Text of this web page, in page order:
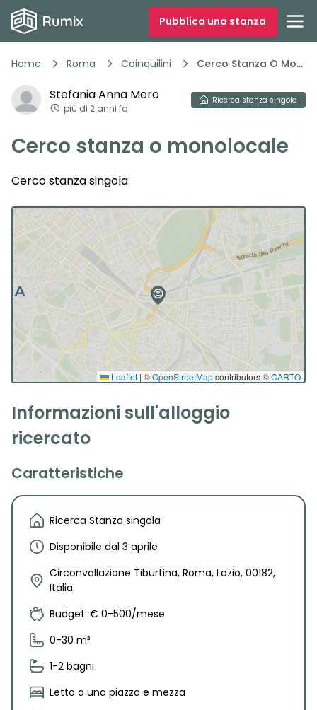
Pubblica una stanza
Home Roma Coinquilini Cerco Stanza O Monolocale 46yip
Stefania Anna Mero
più di 2 anni fa
Ricerca stanza singola
Cerco stanza o monolocale
Cerco stanza singola
Leaflet | ©OpenStreetMapcontributors ©CARTO
Informazioni sull'alloggio
ricercato
Caratteristiche
Ricerca Stanza singola
Disponibile dal 3 aprile
Circonvallazione Tiburtina, Roma, Lazio, 00182,
Italia
Budget: € 0-500/mese
0-30 m²
1-2 bagni
Letto a una piazza e mezza